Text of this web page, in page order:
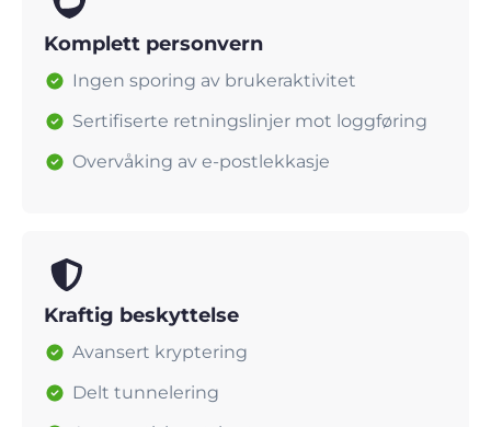
Komplett personvern
Ingen sporing av brukeraktivitet
Sertifiserte retningslinjer mot loggføring
Overvåking av e-postlekkasje
Kraftig beskyttelse
Avansert kryptering
Delt tunnelering